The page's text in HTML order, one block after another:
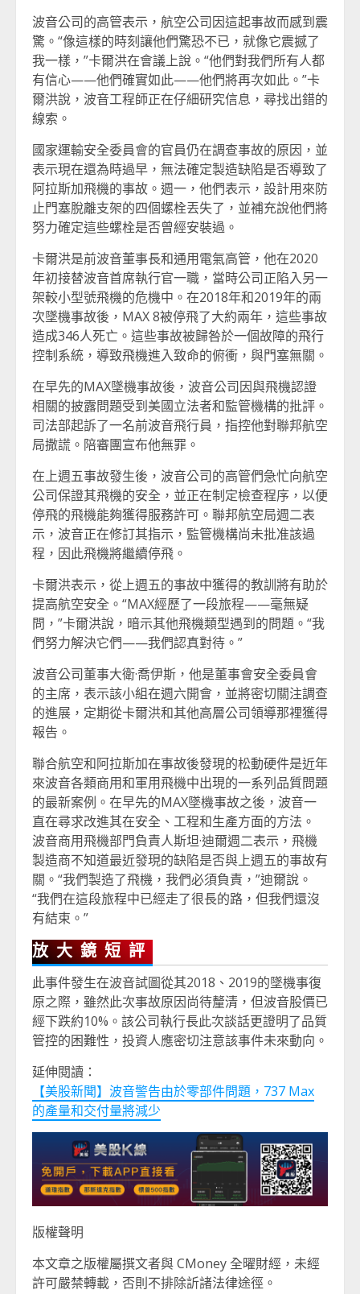
波音公司的高管表示，航空公司因這起事故而感到震
驚。“像這樣的時刻讓他們驚恐不已，就像它震撼了
我一樣，”卡爾洪在會議上說。“他們對我們所有人都
有信心——他們確實如此——他們將再次如此。”卡
爾洪說，波音工程師正在仔細研究信息，尋找出錯的
線索。
國家運輸安全委員會的官員仍在調查事故的原因，並
表示現在還為時過早，無法確定製造缺陷是否導致了
阿拉斯加飛機的事故。週一，他們表示，設計用來防
止門塞脫離支架的四個螺栓丟失了，並補充說他們將
努力確定這些螺栓是否曾經安裝過。
卡爾洪是前波音董事長和通用電氣高管，他在2020
年初接替波音首席執行官一職，當時公司正陷入另一
架較小型號飛機的危機中。在2018年和2019年的兩
次墜機事故後，MAX 8被停飛了大約兩年，這些事故
造成346人死亡。這些事故被歸咎於一個故障的飛行
控制系統，導致飛機進入致命的俯衝，與門塞無關。
在早先的MAX墜機事故後，波音公司因與飛機認證
相關的披露問題受到美國立法者和監管機構的批評。
司法部起訴了一名前波音飛行員，指控他對聯邦航空
局撒謊。陪審團宣布他無罪。
在上週五事故發生後，波音公司的高管們急忙向航空
公司保證其飛機的安全，並正在制定檢查程序，以便
停飛的飛機能夠獲得服務許可。聯邦航空局週二表
示，波音正在修訂其指示，監管機構尚未批准該過
程，因此飛機將繼續停飛。
卡爾洪表示，從上週五的事故中獲得的教訓將有助於
提高航空安全。“MAX經歷了一段旅程——毫無疑
問，”卡爾洪說，暗示其他飛機類型遇到的問題。“我
們努力解決它們——我們認真對待。”
波音公司董事大衛·喬伊斯，他是董事會安全委員會
的主席，表示該小組在週六開會，並將密切關注調查
的進展，定期從卡爾洪和其他高層公司領導那裡獲得
報告。
聯合航空和阿拉斯加在事故後發現的松動硬件是近年
來波音各類商用和軍用飛機中出現的一系列品質問題
的最新案例。在早先的MAX墜機事故之後，波音一
直在尋求改進其在安全、工程和生產方面的方法。
波音商用飛機部門負責人斯坦·迪爾週二表示，飛機
製造商不知道最近發現的缺陷是否與上週五的事故有
關。“我們製造了飛機，我們必須負責，”迪爾說。
“我們在這段旅程中已經走了很長的路，但我們還沒
有結束。”
放大鏡短評
此事件發生在波音試圖從其2018、2019的墜機事復
原之際，雖然此次事故原因尚待釐清，但波音股價已
經下跌約10%。該公司執行長此次談話更證明了品質
管控的困難性，投資人應密切注意該事件未來動向。
延伸閱讀：
【美股新聞】波音警告由於零部件問題，737 Max
的產量和交付量將減少
版權聲明
本文章之版權屬撰文者與 CMoney 全曜財經，未經
許可嚴禁轉載，否則不排除訢諸法律途徑。